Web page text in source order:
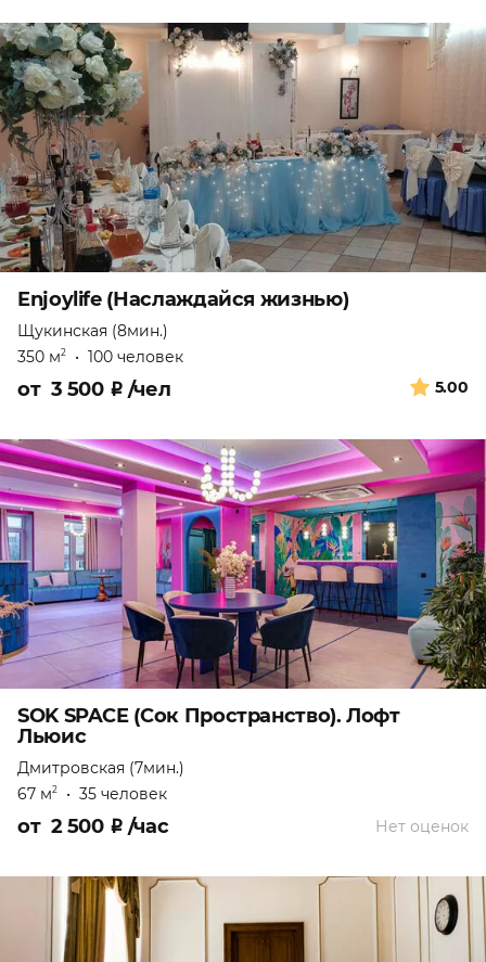
Enjoylife (Наслаждайся жизнью)
Щукинская (8мин.)
350 м2 • 100 человек
5.00
от 3 500 ₽ /чел
SOK SPACE (Сок Пространство). Лофт
Льюис
Дмитровская (7мин.)
67 м2 • 35 человек
Нет оценок
от 2 500 ₽ /час